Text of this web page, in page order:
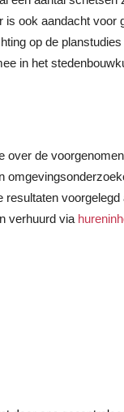
ook aandacht
op de
in het
de
verhuurd via